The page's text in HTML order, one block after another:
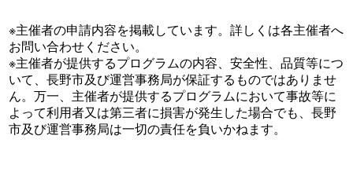
※主催者の申請内容を掲載しています。詳しくは各主催者へ
お問い合わせください。
※主催者が提供するプログラムの内容、安全性、品質等につ
いて、長野市及び運営事務局が保証するものではありませ
ん。万一、主催者が提供するプログラムにおいて事故等に
よって利用者又は第三者に損害が発生した場合でも、長野
市及び運営事務局は一切の責任を負いかねます。